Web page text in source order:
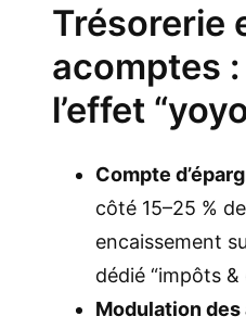
Trésorerie
acomptes
l’effet
Compte
côté 15–25 %
encaissement
dédié “impôts &
Modulation